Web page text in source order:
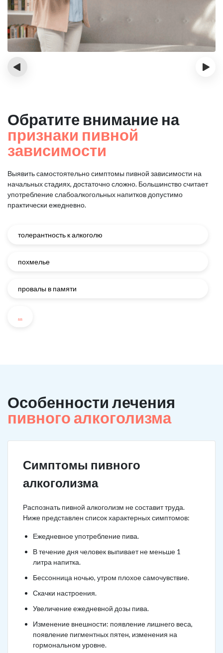
‹ ›
Обратите внимание на
признаки пивной
зависимости
Выявить самостоятельно симптомы пивной зависимости на
начальных стадиях, достаточно сложно. Большинство считает
употребление слабоалкогольных напитков допустимо
практически ежедневно.
толерантность к алкоголю
похмелье
провалы в памяти
...
Особенности лечения
пивного алкоголизма
Симптомы пивного
алкоголизма
Распознать пивной алкоголизм не составит труда.
Ниже представлен список характерных симптомов:
Ежедневное употребление пива.
В течение дня человек выпивает не меньше 1
литра напитка.
Бессонница ночью, утром плохое самочувствие.
Скачки настроения.
Увеличение ежедневной дозы пива.
Изменение внешности: появление лишнего веса,
появление пигментных пятен, изменения на
гормональном уровне.